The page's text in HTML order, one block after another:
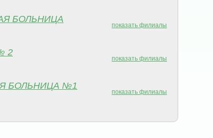
БОЛЬНИЦА
показать филиалы
2
показать филиалы
БОЛЬНИЦА №1
показать филиалы